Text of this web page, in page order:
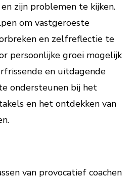
zijn problemen te kijken.
om vastgeroeste
en zelfreflectie te
persoonlijke groei mogelijk
en uitdagende
ondersteunen bij het
en het ontdekken van
van provocatief coachen